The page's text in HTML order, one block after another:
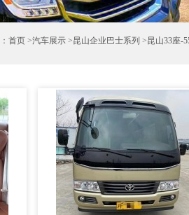
首页 >汽车展示 >昆山企业巴士系列 >昆山33座-